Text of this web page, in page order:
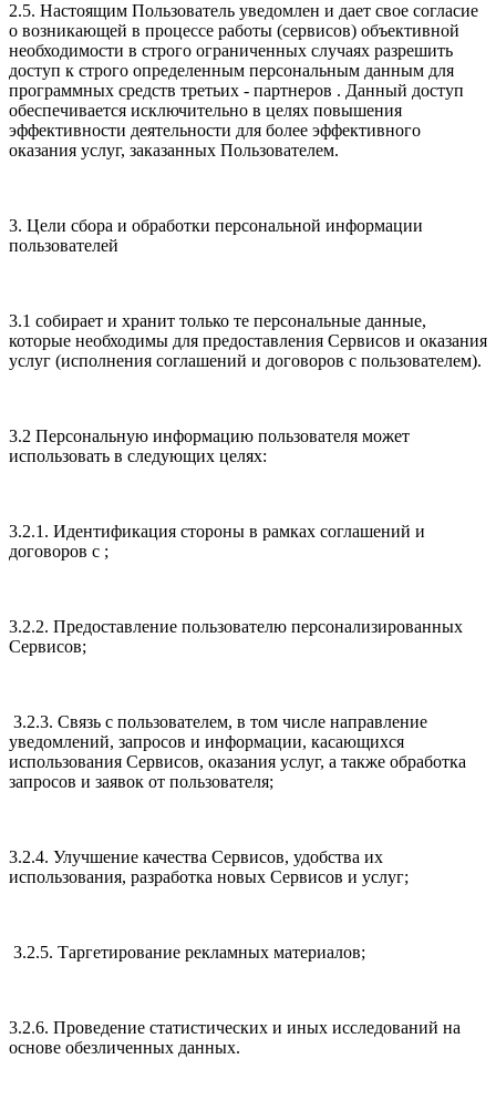
2.5. Настоящим Пользователь уведомлен и дает свое согласие
о возникающей в процессе работы (сервисов) объективной
необходимости в строго ограниченных случаях разрешить
доступ к строго определенным персональным данным для
программных средств третьих - партнеров . Данный доступ
обеспечивается исключительно в целях повышения
эффективности деятельности для более эффективного
оказания услуг, заказанных Пользователем.
3. Цели сбора и обработки персональной информации
пользователей
3.1 собирает и хранит только те персональные данные,
которые необходимы для предоставления Сервисов и оказания
услуг (исполнения соглашений и договоров с пользователем).
3.2 Персональную информацию пользователя может
использовать в следующих целях:
3.2.1. Идентификация стороны в рамках соглашений и
договоров с ;
3.2.2. Предоставление пользователю персонализированных
Сервисов;
3.2.3. Связь с пользователем, в том числе направление
уведомлений, запросов и информации, касающихся
использования Сервисов, оказания услуг, а также обработка
запросов и заявок от пользователя;
3.2.4. Улучшение качества Сервисов, удобства их
использования, разработка новых Сервисов и услуг;
3.2.5. Таргетирование рекламных материалов;
3.2.6. Проведение статистических и иных исследований на
основе обезличенных данных.